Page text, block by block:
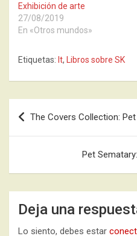
Exhibición de arte
27/08/2019
En «Otros mundos»
Etiquetas: It, Libros sobre SK
Navegación
de
The Covers Collection:
Pet
Deja una
Lo siento, debes estar